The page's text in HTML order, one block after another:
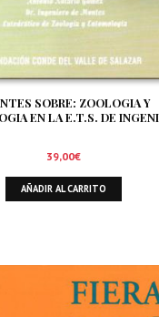
SOBRE: ZOOLOGIA Y
EN LA E.T.S. DE
ORNITOFAUNA
39,00€
AÑADIR AL CARRITO